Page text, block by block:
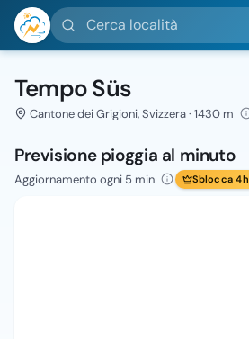
Cerca località
Tempo Süs
Cantone dei Grigioni, Svizzera · 1430 m
Previsione pioggia al minuto
Aggiornamento ogni 5 min Sblocca 4h